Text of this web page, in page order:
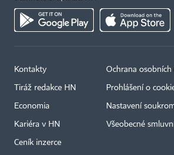
Kontakty
Tiráž redakce HN
Economia
Kariéra v HN
Ceník inzerce
Ochrana osobních
Prohlášení o
Nastavení
Všeobecné